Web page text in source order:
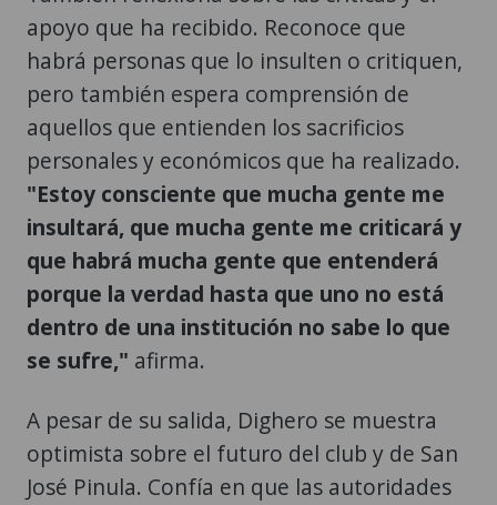
apoyo que ha recibido. Reconoce que
habrá personas que lo insulten o critiquen,
pero también espera comprensión de
aquellos que entienden los sacrificios
personales y económicos que ha realizado.
"Estoy consciente que mucha gente me
insultará, que mucha gente me criticará y
que habrá mucha gente que entenderá
porque la verdad hasta que uno no está
dentro de una institución no sabe lo que
se sufre," afirma.
A pesar de su salida, Dighero se muestra
optimista sobre el futuro del club y de San
José Pinula. Confía en que las autoridades